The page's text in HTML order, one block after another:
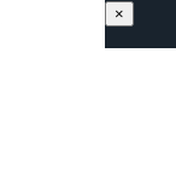
×